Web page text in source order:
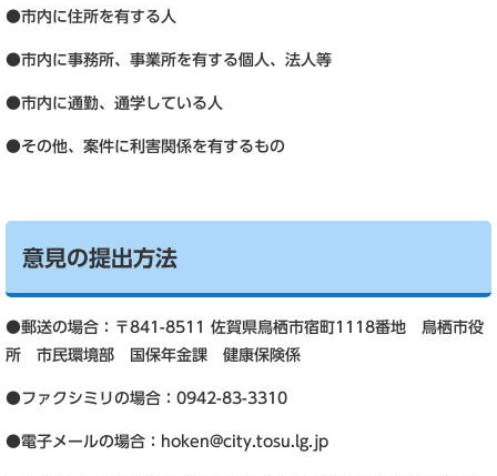
●市内に住所を有する人
●市内に事務所、事業所を有する個人、法人等
●市内に通勤、通学している人
●その他、案件に利害関係を有するもの
意見の提出方法
●郵送の場合：〒841-8511 佐賀県鳥栖市宿町1118番地 鳥栖市役
所 市民環境部 国保年金課 健康保険係
●ファクシミリの場合：0942-83-3310
●電子メールの場合： hoken@city.tosu.lg.jp